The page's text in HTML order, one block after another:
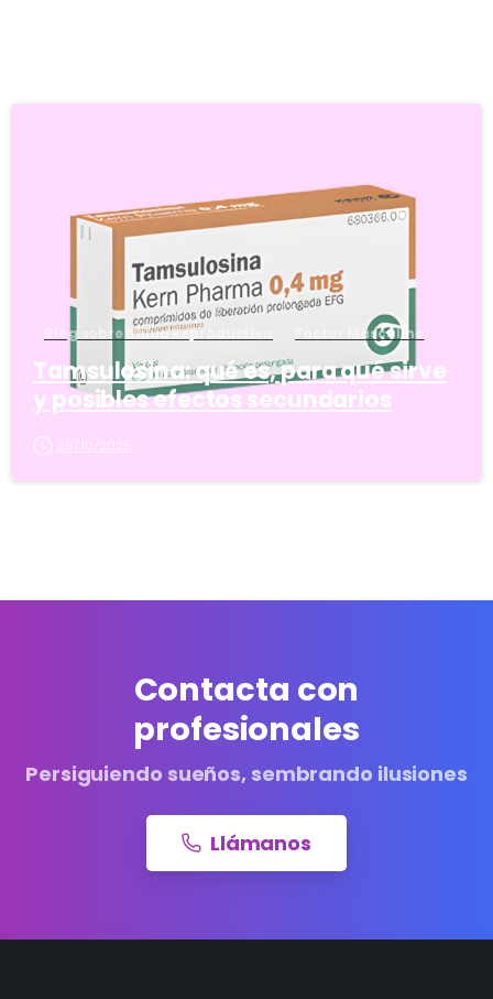
Blog sobre Salud Reproductiva Factor Masculino
Tamsulosina: qué es, para qué sirve
y posibles efectos secundarios
28/10/2025
Contacta con
profesionales
Persiguiendo sueños, sembrando ilusiones
Llámanos